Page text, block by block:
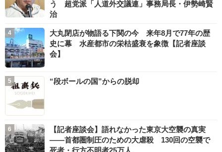
う 超党派「人道外交議連」事務局長・伊勢崎賢
治
大丸閉店が物語る下関の今 来年8月で77年の歴
史に幕 水産都市の栄枯盛衰を象徴【記者座談
会】
“段ボールの国”からの脱却
【記者座談会】語れなかった東京大空襲の真実
――首都圏制圧のための大虐殺 130回の空襲で
死者・行方不明者25万人